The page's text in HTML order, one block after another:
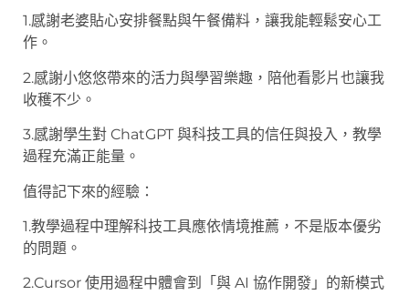
1.感謝老婆貼心安排餐點與午餐備料，讓我能輕鬆安心工
作。
2.感謝小悠悠帶來的活力與學習樂趣，陪他看影片也讓我
收穫不少。
3.感謝學生對 ChatGPT 與科技工具的信任與投入，教學
過程充滿正能量。
值得記下來的經驗：
1.教學過程中理解科技工具應依情境推薦，不是版本優劣
的問題。
2.Cursor 使用過程中體會到「與 AI 協作開發」的新模式